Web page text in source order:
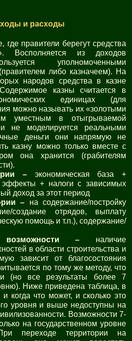
и расходы
где правители берегут средства
Восполняется из доходов
уполномоченными
либо казначеем). На
народов средства в казне
казны считается в
единицах (для
можно называть их «золотыми
уместным в отыгрываемой
не моделируется реальными
деньги они напрямую не
казну можно только вместе с
она хранится (грабителям
– экономическая база +
+ налоги с зависимых
доход за этот период
– на содержание/постройку
создание отрядов, выплату
помощь и т.п.), содержание/
возможности – наличие
в области строительства и
зависит от благосостояния
по тому же методу, что
(но все результаты более 7
Ниже приведена таблица, в
когда что может, и сколько это
го уровня и выше недоступны на
Возможности 7-
на государственном уровне
При переходе территории на